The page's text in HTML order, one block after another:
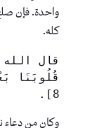
واحدة. فإن
كله.
8].
وكان من دعاء